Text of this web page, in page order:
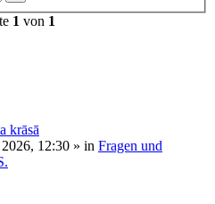
1 von 1
krāsā
12:30 » in Fragen und